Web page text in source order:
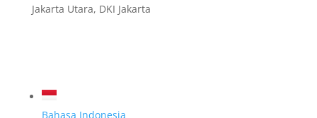
Jakarta Utara, DKI Jakarta
Bahasa Indonesia